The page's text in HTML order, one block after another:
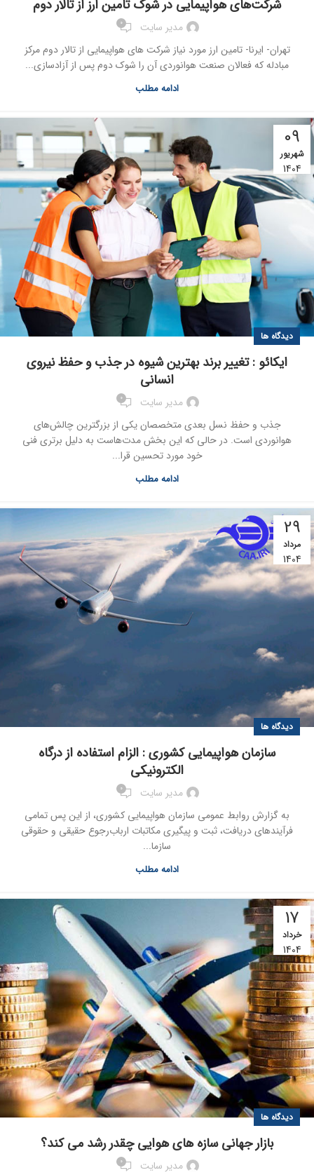
شرکت‌های هواپیمایی در شوک تامین ارز از تالار دوم
مدیر سایت 0
تهران- ایرنا- تامین ارز مورد نیاز شرکت های هواپیمایی از تالار دوم مرکز
مبادله که فعالان صنعت هوانوردی آن را شوک دوم پس از آزادسازی...
ادامه مطلب
09
شهریور
1404
دیدگاه ها
ایکائو : تغییر برند بهترین شیوه‌ در جذب و حفظ نیروی
انسانی
مدیر سایت 0
جذب و حفظ نسل بعدی متخصصان یکی از بزرگترین چالش‌های
هوانوردی است. در حالی که این بخش مدت‌هاست به دلیل برتری فنی
خود مورد تحسین قرا...
ادامه مطلب
29
مرداد
1404
دیدگاه ها
سازمان هواپیمایی کشوری : الزام استفاده از درگاه
الکترونیکی
مدیر سایت 0
به گزارش روابط عمومی سازمان هواپیمایی کشوری، از این پس تمامی
فرآیندهای دریافت، ثبت و پیگیری مکاتبات ارباب‌رجوع حقیقی و حقوقی
سازما...
ادامه مطلب
17
خرداد
1404
دیدگاه ها
بازار جهانی سازه های هوایی چقدر رشد می کند؟
مدیر سایت 0